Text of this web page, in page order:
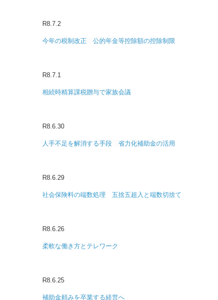
R8.7.2
今年の税制改正 公的年金等控除額の控除制限
R8.7.1
相続時精算課税贈与で家族会議
R8.6.30
人手不足を解消する手段 省力化補助金の活用
R8.6.29
社会保険料の端数処理 五捨五超入と端数切捨て
R8.6.26
柔軟な働き方とテレワーク
R8.6.25
補助金頼みを卒業する経営へ